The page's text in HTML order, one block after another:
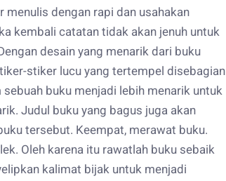
menulis dengan rapi dan usahakan
kembali catatan tidak akan jenuh untuk
desain yang menarik dari buku
stiker lucu yang tertempel disebagian
buku menjadi lebih menarik untuk
Judul buku yang bagus juga akan
tersebut. Keempat, merawat buku.
Oleh karena itu rawatlah buku sebaik
kalimat bijak untuk menjadi